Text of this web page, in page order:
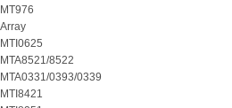
MT976
Array
MTI0625
MTA8521/8522
MTA0331/0393/0339
MTI8421